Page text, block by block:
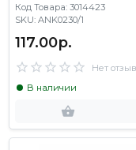
Код Товара: 3014423
SKU: ANK0230/1
117.00р.
Нет
В наличии